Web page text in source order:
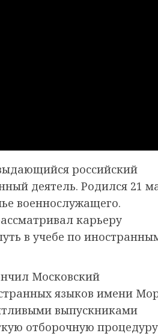
российский
деятель. Родился 21
военнослужащего.
карьеру
в учебе по
Московский
языков имени
выпускниками
отборочную